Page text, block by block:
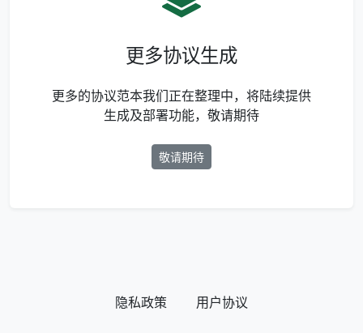
更多协议生成
更多的协议范本我们正在整理中，将陆续提供
生成及部署功能，敬请期待
敬请期待
隐私政策 用户协议